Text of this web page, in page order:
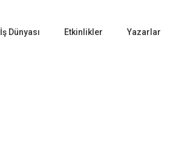
İş Dünyası Etkinlikler Yazarlar